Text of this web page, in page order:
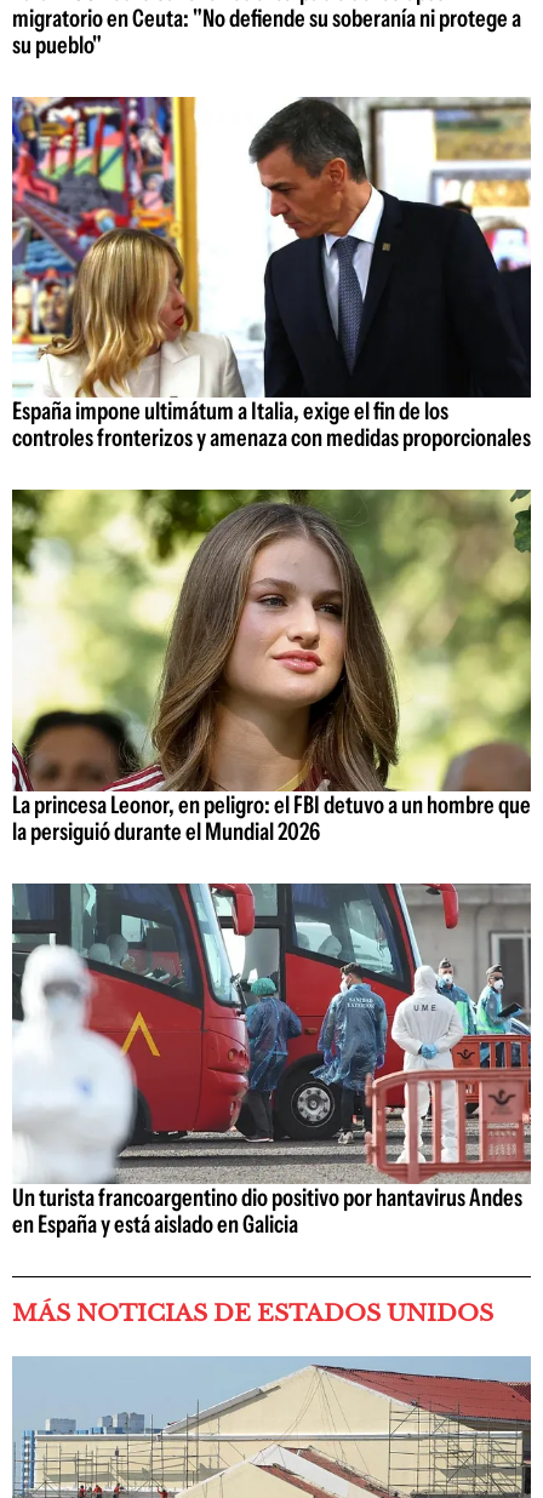
migratorio en Ceuta: "No defiende su soberanía ni protege a
su pueblo"
España impone ultimátum a Italia, exige el fin de los
controles fronterizos y amenaza con medidas proporcionales
La princesa Leonor, en peligro: el FBI detuvo a un hombre que
la persiguió durante el Mundial 2026
Un turista francoargentino dio positivo por hantavirus Andes
en España y está aislado en Galicia
MÁS NOTICIAS DE ESTADOS UNIDOS